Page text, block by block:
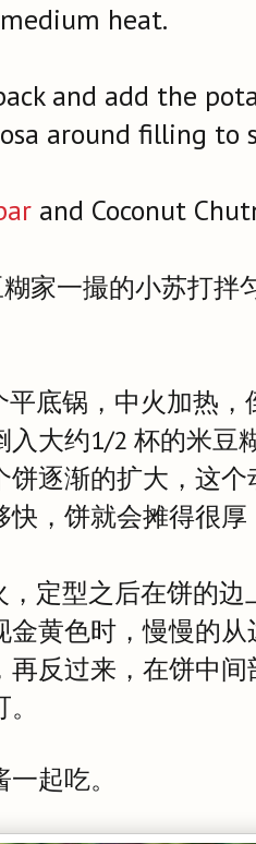
heat.
and add the
around filling to
and Coconut
家一撮的小苏打
平底锅，中火加热
入大约1/2 杯的米豆
饼逐渐的扩大，这
快，饼就会摊得很
，定型之后在饼的
金黄色时，慢慢的
再反过来，在饼中
起吃。